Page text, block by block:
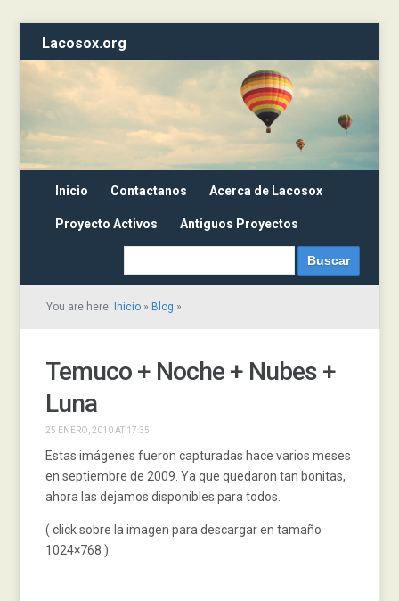
Lacosox.org
Inicio Contactanos Acerca de Lacosox
Proyecto Activos Antiguos Proyectos
You are here: Inicio » Blog »
Temuco + Noche + Nubes +
Luna
25 ENERO, 2010 AT 17:35
Estas imágenes fueron capturadas hace varios meses
en septiembre de 2009. Ya que quedaron tan bonitas,
ahora las dejamos disponibles para todos.
( click sobre la imagen para descargar en tamaño
1024×768 )